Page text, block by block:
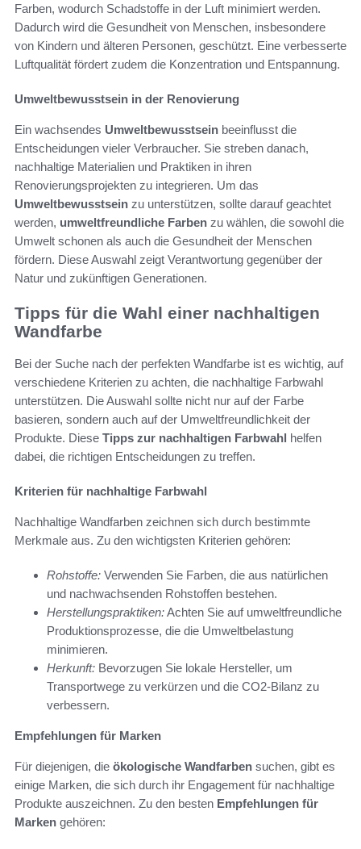
Farben, wodurch Schadstoffe in der Luft minimiert werden.
Dadurch wird die Gesundheit von Menschen, insbesondere
von Kindern und älteren Personen, geschützt. Eine verbesserte
Luftqualität fördert zudem die Konzentration und Entspannung.
Umweltbewusstsein in der Renovierung
Ein wachsendes Umweltbewusstsein beeinflusst die
Entscheidungen vieler Verbraucher. Sie streben danach,
nachhaltige Materialien und Praktiken in ihren
Renovierungsprojekten zu integrieren. Um das
Umweltbewusstsein zu unterstützen, sollte darauf geachtet
werden, umweltfreundliche Farben zu wählen, die sowohl die
Umwelt schonen als auch die Gesundheit der Menschen
fördern. Diese Auswahl zeigt Verantwortung gegenüber der
Natur und zukünftigen Generationen.
Tipps für die Wahl einer nachhaltigen
Wandfarbe
Bei der Suche nach der perfekten Wandfarbe ist es wichtig, auf
verschiedene Kriterien zu achten, die nachhaltige Farbwahl
unterstützen. Die Auswahl sollte nicht nur auf der Farbe
basieren, sondern auch auf der Umweltfreundlichkeit der
Produkte. Diese Tipps zur nachhaltigen Farbwahl helfen
dabei, die richtigen Entscheidungen zu treffen.
Kriterien für nachhaltige Farbwahl
Nachhaltige Wandfarben zeichnen sich durch bestimmte
Merkmale aus. Zu den wichtigsten Kriterien gehören:
Rohstoffe: Verwenden Sie Farben, die aus natürlichen
und nachwachsenden Rohstoffen bestehen.
Herstellungspraktiken:Achten Sie auf umweltfreundliche
Produktionsprozesse, die die Umweltbelastung
minimieren.
Herkunft: Bevorzugen Sie lokale Hersteller, um
Transportwege zu verkürzen und die CO2-Bilanz zu
verbessern.
Empfehlungen für Marken
Für diejenigen, die ökologische Wandfarben suchen, gibt es
einige Marken, die sich durch ihr Engagement für nachhaltige
Produkte auszeichnen. Zu den besten Empfehlungen für
Marken gehören: